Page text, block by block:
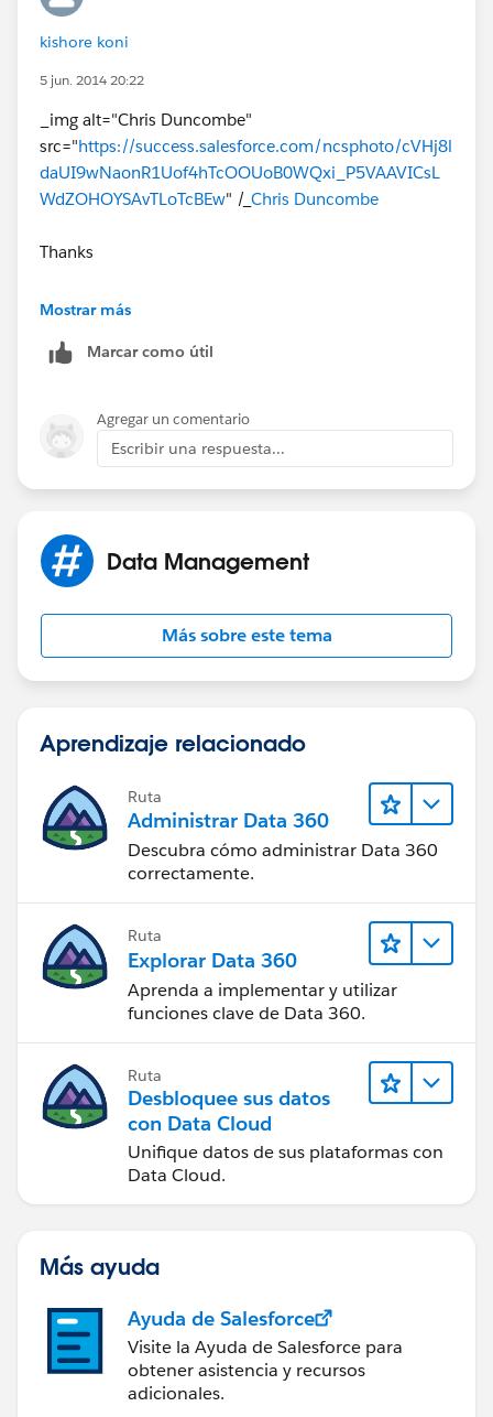
account.
kishore koni
5 jun. 2014 20:22
_img alt="Chris Duncombe"
src="https://success.salesforce.com/ncsphoto/cVHj8l
daUI9wNaonR1Uof4hTcOOUoB0WQxi_P5VAAVICsL
WdZOHOYSAvTLoTcBEw" /_ Chris Duncombe
Thanks
kishorekoni
Mostrar más
Marcar como útil
Agregar un comentario
Escribir una respuesta...
Data Management
Más sobre este tema
Aprendizaje relacionado
Ruta
Administrar Data 360
Descubra cómo administrar Data 360
correctamente.
Ruta
Explorar Data 360
Aprenda a implementar y utilizar
funciones clave de Data 360.
Ruta
Desbloquee sus datos
con Data Cloud
Unifique datos de sus plataformas con
Data Cloud.
Más ayuda
Ayuda de Salesforce
Visite la Ayuda de Salesforce para
obtener asistencia y recursos
adicionales.